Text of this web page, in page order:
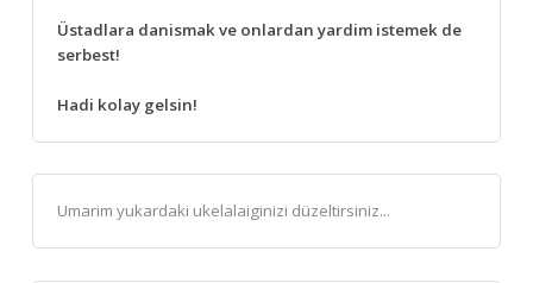
Üstadlara danismak ve onlardan yardim istemek de
serbest!
Hadi kolay gelsin!
Umarim yukardaki ukelalaiginizi düzeltirsiniz...